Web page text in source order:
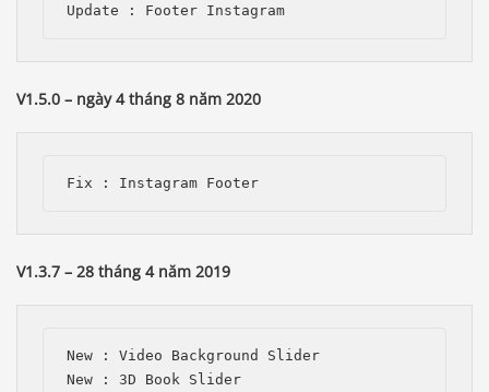
Update : Footer Instagram
V1.5.0 – ngày 4 tháng 8 năm 2020
Fix : Instagram Footer
V1.3.7 – 28 tháng 4 năm 2019
New : Video Background Slider
New : 3D Book Slider